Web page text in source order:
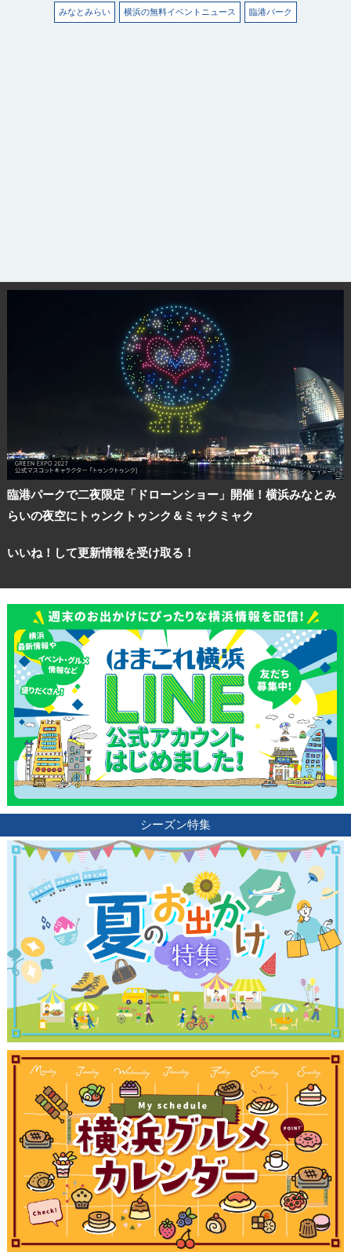
みなとみらい 横浜の無料イベントニュース 臨港パーク
臨港パークで二夜限定「ドローンショー」開催！横浜みなとみ
らいの夜空にトゥンクトゥンク＆ミャクミャク
いいね！して更新情報を受け取る！
シーズン特集
観光ガイド
ランキング
ブログ記事
サイトについて